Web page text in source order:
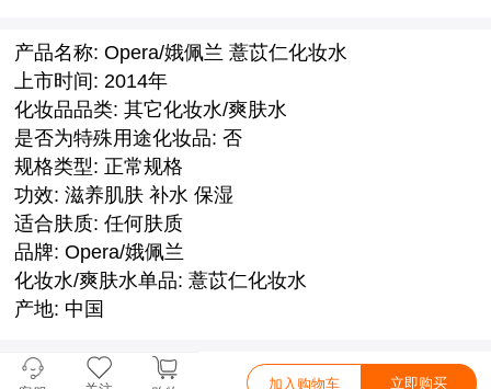
产品名称: Opera/娥佩兰 薏苡仁化妆水
上市时间: 2014年
化妆品品类: 其它化妆水/爽肤水
是否为特殊用途化妆品: 否
规格类型: 正常规格
功效: 滋养肌肤 补水 保湿
适合肤质: 任何肤质
品牌: Opera/娥佩兰
化妆水/爽肤水单品: 薏苡仁化妆水
产地: 中国
加入购物车 立即购买